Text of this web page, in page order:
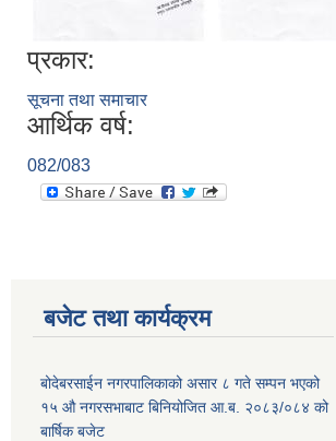
प्रकार:
सूचना तथा समाचार
आर्थिक वर्ष:
082/083
बजेट तथा कार्यक्रम
बोदेबरसाईन नगरपालिकाको असार ८ गते सम्पन भएको
१५ ‍‍‍औ नगरसभाबाट बिनियोजित आ.ब. २०८३/०८४ को
बार्षिक बजेट